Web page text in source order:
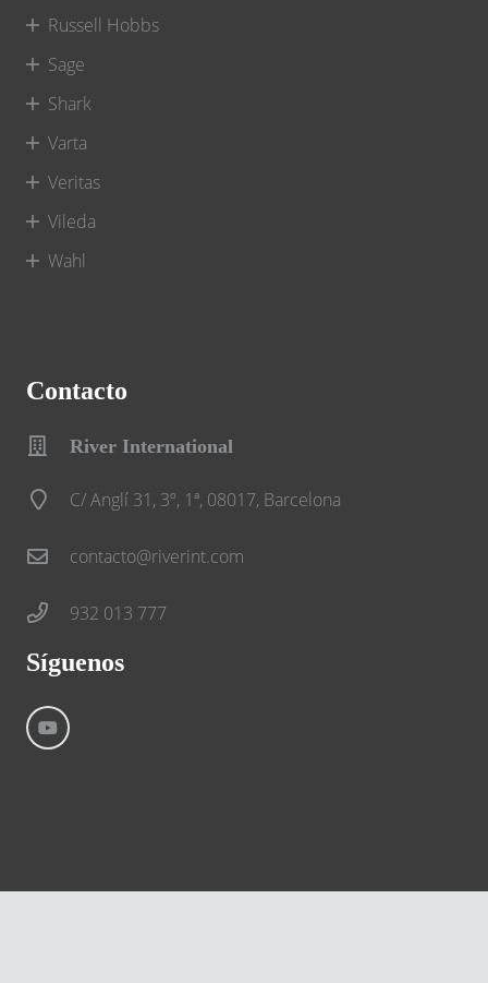
Russell Hobbs
Sage
Shark
Varta
Veritas
Vileda
Wahl
Contacto
River International
C/ Anglí 31, 3º, 1ª, 08017, Barcelona
contacto@riverint.com
932 013 777
Síguenos